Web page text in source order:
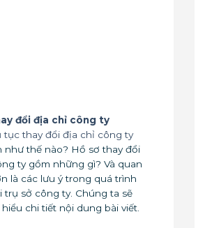
đổi địa chỉ công ty
tục thay đổi địa chỉ công ty
như thế nào? Hồ sơ thay đổi
ty gồm những gì? Và quan
là các lưu ý trong quá trình
trụ sở công ty. Chúng ta sẽ
chi tiết nội dung bài viết.